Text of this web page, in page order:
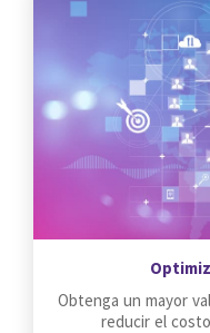
Obtenga un mayor
reducir el costo